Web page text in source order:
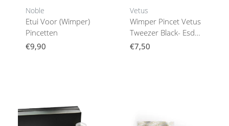
Noble
Etui Voor (Wimper)
Pincetten
€9,90
Vetus
Wimper Pincet Vetus
Tweezer Black- Esd
17
€7,50